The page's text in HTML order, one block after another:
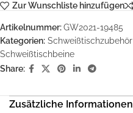
Zur Wunschliste hinzufügen
Artikelnummer:GW2021-19485
Kategorien: Schweißtischzubehör
Schweißtischbeine
Share:
Zusätzliche Informationen